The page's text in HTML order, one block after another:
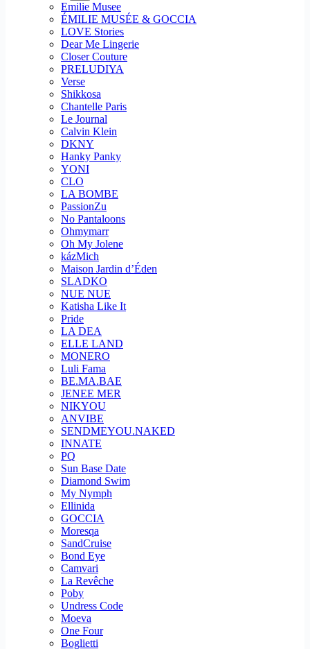
Emilie Musee
ÉMILIE MUSÉE & GOCCIA
LOVE Stories
Dear Me Lingerie
Closer Couture
PRELUDIYA
Verse
Shikkosa
Chantelle Paris
Le Journal
Calvin Klein
DKNY
Hanky Panky
YONI
CLO
LA BOMBE
PassionZu
No Pantaloons
Ohmymarr
Oh My Jolene
kázMich
Maison Jardin d’Éden
SLADKO
NUE NUE
Katisha Like It
Pride
LA DEA
ELLE LAND
MONERO
Luli Fama
BE.MA.BAE
JENEE MER
NIKYOU
ANVIBE
SENDMEYOU.NAKED
INNATE
PQ
Sun Base Date
Diamond Swim
My Nymph
Ellinida
GOCCIA
Moresqa
SandCruise
Bond Eye
Camvari
La Revêche
Poby
Undress Code
Moeva
One Four
Boglietti